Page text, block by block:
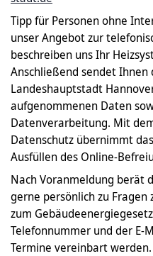
Tipp für Personen ohne
unser Angebot zur
beschreiben uns Ihr
Anschließend sendet Ihnen
Landeshauptstadt
aufgenommenen Daten
Datenverarbeitung. Mit
Datenschutz übernimmt
Ausfüllen des Online-
Nach Voranmeldung berät
gerne persönlich zu
zum
Telefonnummer und der E-
Termine vereinbart werden.